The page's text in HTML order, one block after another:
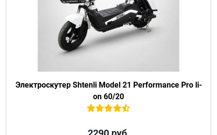
Электроскутер Shtenli Model 21 Performance Pro li-
on 60/20